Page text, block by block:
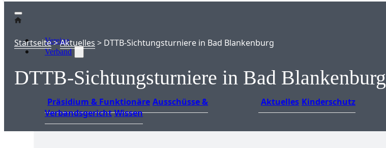
Vereine
Verband
Präsidium & Funktionäre Ausschüsse &
Verbandsgericht Wissen
Aktuelles Kinderschutz
Startseite>Aktuelles > DTTB-Sichtungsturniere in Bad Blankenburg
DTTB-Sichtungsturniere in Bad Blankenburg